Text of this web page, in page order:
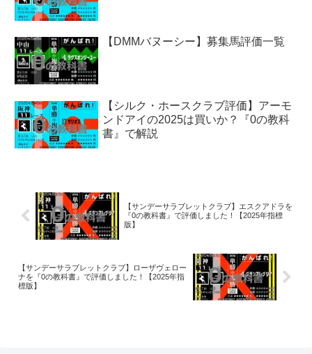
【DMMバヌーシー】募集馬評価一覧
【シルク・ホースクラブ評価】アーモ
ンドアイの2025は買いか？『0の教科
書』で解説
【サンデーサラブレットクラブ】エスクアドラを
『0の教科書』で評価しました！【2025年指標
版】
【サンデーサラブレットクラブ】ローザヴェロー
ナを『0の教科書』で評価しました！【2025年指
標版】